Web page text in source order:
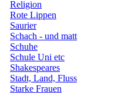
Religion
Rote Lippen
Saurier
Schach - und matt
Schuhe
Schule Uni etc
Shakespeares
Stadt, Land, Fluss
Starke Frauen